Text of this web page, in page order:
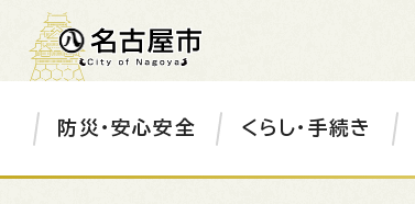
防災・安心安全 くらし・手続き